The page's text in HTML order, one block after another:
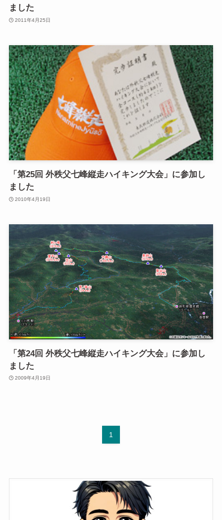
ました
2011年4月25日
「第25回 外秩父七峰縦走ハイキング大会」に参加し
ました
2010年4月19日
「第24回 外秩父七峰縦走ハイキング大会」に参加し
ました
2009年4月19日
1